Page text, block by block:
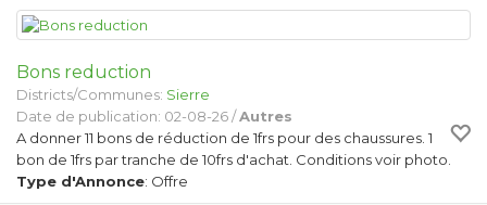
Bons reduction
Districts/Communes: Sierre
Date de publication: 02-08-26 /Autres
A donner 11 bons de réduction de 1frs pour des chaussures. 1
bon de 1frs par tranche de 10frs d'achat. Conditions voir photo.
Type d'Annonce: Offre